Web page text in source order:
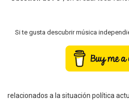
Si te gusta descubrir música
relacionados a la situación política